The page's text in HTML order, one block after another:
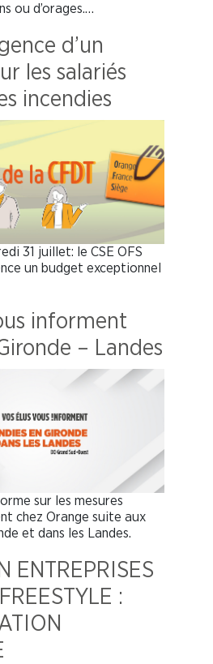
ou d’orages.…
d’un
les salariés
incendies
31 juillet: le CSE OFS
un budget exceptionnel
informent
– Landes
sur les mesures
chez Orange suite aux
et dans les Landes.
ENTREPRISES
: